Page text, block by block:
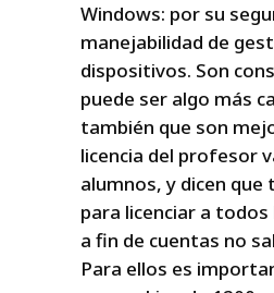
Windows: por su
manejabilidad de
dispositivos. Son
puede ser algo más
también que son
licencia del profesor
alumnos, y dicen que
para licenciar a
a fin de cuentas no
Para ellos es